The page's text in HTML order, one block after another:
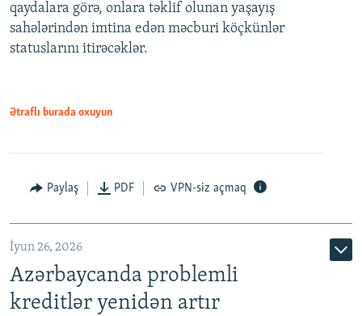
Auto 240p 360p 480p
720p 1080p
720p
qaydalara görə, onlara təklif olunan yaşayış
sahələrindən imtina edən məcburi köçkünlər
statuslarını itirəcəklər.
Ətraflı burada oxuyun
Paylaş PDF VPN-siz açmaq
İyun 26, 2026
Azərbaycanda problemli
kreditlər yenidən artır